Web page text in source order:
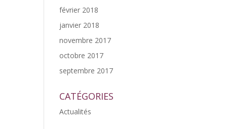
février 2018
janvier 2018
novembre 2017
octobre 2017
septembre 2017
CATÉGORIES
Actualités